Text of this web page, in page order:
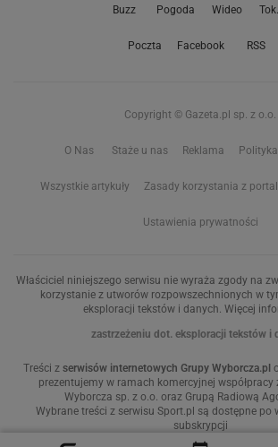
Buzz Pogoda Wideo
Poczta Facebook RSS
Copyright © Gazeta.pl sp. z o.o.
O Nas Staże u nas Reklama
Wszystkie artykuły Zasady korzystania z
Ustawienia prywatności
Właściciel niniejszego serwisu nie wyraża zgody na
korzystanie z utworów rozpowszechnionych w
eksploracji tekstów i danych. Więcej
zastrzeżeniu dot. eksploracji tekstów i
Treści z serwisów internetowych Grupy Wyborcza.pl
prezentujemy w ramach komercyjnej
Wyborcza sp. z o.o. oraz Grupą Radiową
Wybrane treści z serwisu Sport.pl są dostępne po
subskrypcji